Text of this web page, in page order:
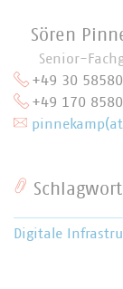
Sören
Senior-
+49 30
+49 170
Digitale